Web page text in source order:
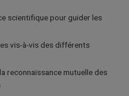
scientifique pour guider les
vis-à-vis des différents
reconnaissance mutuelle des